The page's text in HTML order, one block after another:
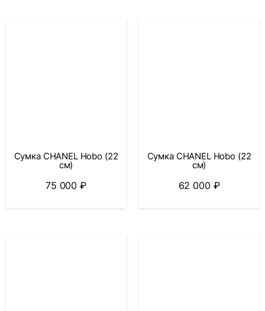
Сумка CHANEL Hobo (22
см)
75 000₽
Сумка CHANEL Hobo (22
см)
62 000 ₽